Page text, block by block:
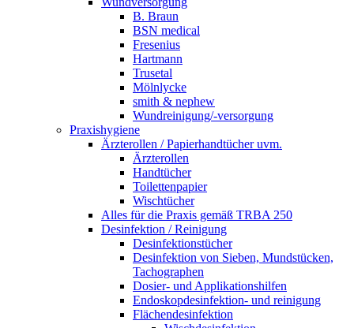
B. Braun
BSN medical
Fresenius
Hartmann
Trusetal
Mölnlycke
smith & nephew
Wundreinigung/-versorgung
Praxishygiene
Ärzterollen / Papierhandtücher uvm.
Ärzterollen
Handtücher
Toilettenpapier
Wischtücher
Alles für die Praxis gemäß TRBA 250
Desinfektion / Reinigung
Desinfektionstücher
Desinfektion von Sieben, Mundstücken,
Tachographen
Dosier- und Applikationshilfen
Endoskopdesinfektion- und reinigung
Flächendesinfektion